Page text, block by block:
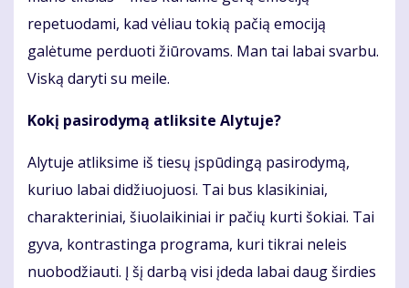
repetuodami, kad vėliau tokią pačią emociją
galėtume perduoti žiūrovams. Man tai labai svarbu.
Viską daryti su meile.
Kokį pasirodymą atliksite Alytuje?
Alytuje atliksime iš tiesų įspūdingą pasirodymą,
kuriuo labai didžiuojuosi. Tai bus klasikiniai,
charakteriniai, šiuolaikiniai ir pačių kurti šokiai. Tai
gyva, kontrastinga programa, kuri tikrai neleis
nuobodžiauti. Į šį darbą visi įdeda labai daug širdies